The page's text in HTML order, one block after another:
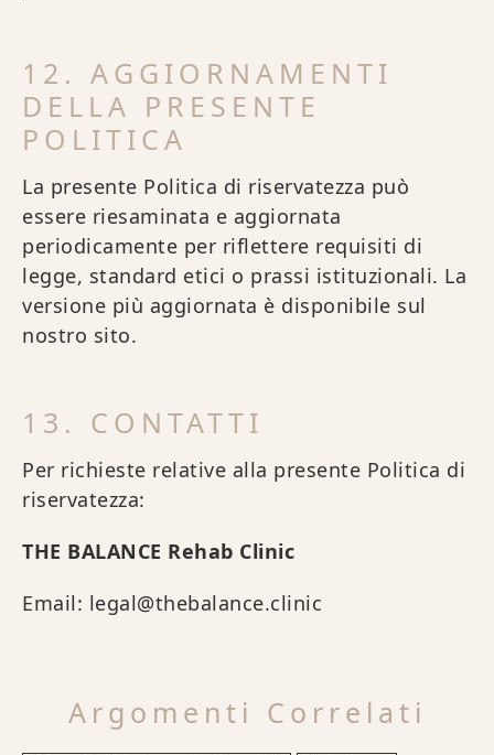
12. AGGIORNAMENTI
DELLA PRESENTE
POLITICA
La presente Politica di riservatezza può
essere riesaminata e aggiornata
periodicamente per riflettere requisiti di
legge, standard etici o prassi istituzionali. La
versione più aggiornata è disponibile sul
nostro sito.
13. CONTATTI
Per richieste relative alla presente Politica di
riservatezza:
THE BALANCE Rehab Clinic
Email: legal@thebalance.clinic
Argomenti Correlati